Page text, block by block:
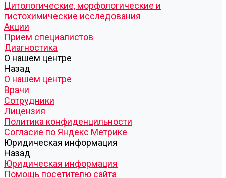
Цитологические, морфологические и
гистохимические исследования
Акции
Прием специалистов
Диагностика
О нашем центре
Назад
О нашем центре
Врачи
Сотрудники
Лицензия
Политика конфиденцильности
Согласие по Яндекс Метрике
Юридическая информация
Назад
Юридическая информация
Помощь посетителю сайта